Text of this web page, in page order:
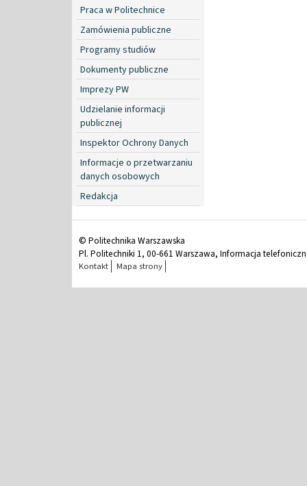
Praca w Politechnice
Zamówienia publiczne
Programy studiów
Dokumenty publiczne
Imprezy PW
Udzielanie informacji
publicznej
Inspektor Ochrony Danych
Informacje o przetwarzaniu
danych osobowych
Redakcja
© Politechnika Warszawska
Pl. Politechniki 1, 00-661 Warszawa, Informacja
Kontakt Mapa strony